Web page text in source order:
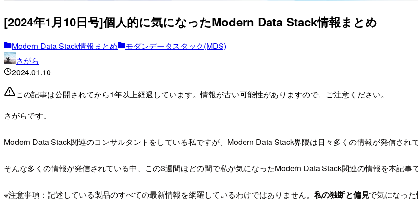
[2024年1月10日号]個人的に気になったModern Data Stack情報まとめ
Modern Data Stack情報まとめ
モダンデータスタック(MDS)
さがら
2024.01.10
この記事は公開されてから1年以上経過しています。情報が古い可能性がありますので、ご注意ください。
さがらです。
Modern Data Stack関連のコンサルタントをしている私ですが、Modern Data Stack界隈は日々多くの情報が発信されて
そんな多くの情報が発信されている中、この3週間ほどの間で私が気になったModern Data Stack関連の情報を本記事
※注意事項：記述している製品のすべての最新情報を網羅しているわけではありません。 私の独断と偏見で気になった